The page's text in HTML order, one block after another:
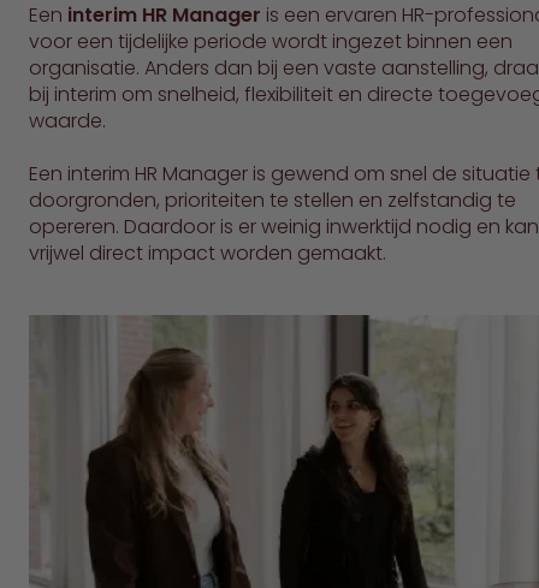
Een interim HR Manager is een ervaren HR-
voor een tijdelijke periode wordt ingezet binnen een
organisatie. Anders dan bij een vaste aanstelling,
bij interim om snelheid, flexibiliteit en directe
waarde.
Een interim HR Manager is gewend om snel de situatie
doorgronden, prioriteiten te stellen en zelfstandig te
opereren. Daardoor is er weinig inwerktijd nodig en
vrijwel direct impact worden gemaakt.